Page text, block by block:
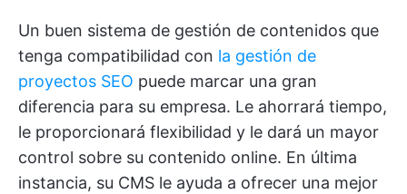
Un buen sistema de gestión de contenidos que
tenga compatibilidad con la gestión de
proyectos SEO puede marcar una gran
diferencia para su empresa. Le ahorrará tiempo,
le proporcionará flexibilidad y le dará un mayor
control sobre su contenido online. En última
instancia, su CMS le ayuda a ofrecer una mejor